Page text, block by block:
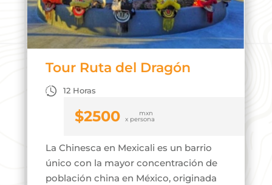
Tour Ruta del Dragón
La Chinesca en Mexicali es un barrio
único con la mayor concentración de
población china en México, originada
$2500
12 Horas